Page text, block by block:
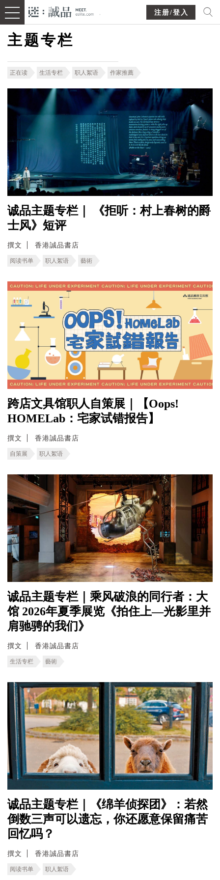
注册/登入
主题专栏
正在读 生活专栏 职人絮语 作家推薦
诚品主题专栏｜ 《拒听：村上春树的爵
士风》短评
撰文 香港誠品書店
阅读书单 职人絮语 藝術
跨店文具馆职人自策展｜【Oops!
HOMELab：宅家试错报告】
撰文 香港誠品書店
自策展 职人絮语
诚品主题专栏｜乘风破浪的同行者：大
馆 2026年夏季展览《拍住上—光影里并
肩驰骋的我们》
撰文 香港誠品書店
生活专栏 藝術
诚品主题专栏｜《绵羊侦探团》：若然
倒数三声可以遗忘，你还愿意保留痛苦
回忆吗？
撰文 香港誠品書店
阅读书单 职人絮语